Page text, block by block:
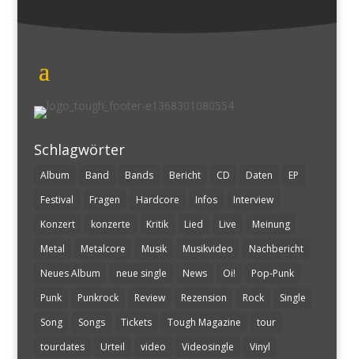
Schlagwörter
Album Band Bands Bericht CD Daten
EP
Festival
Fragen Hardcore Infos
Interview
Konzert
konzerte Kritik Lied Live
Meinung
Metal
Metalcore Musik Musikvideo
Nachbericht
Neues Album
neue single News Oi!
Pop-Punk
Punk
Punkrock Review Rezension Rock
Single
Song
Songs Tickets Tough Magazine
tour
tourdates
Urteil video Videosingle Vinyl